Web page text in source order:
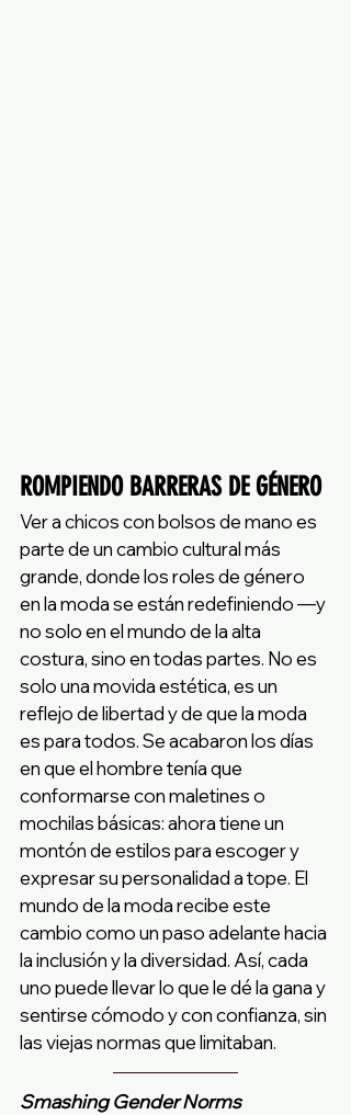
ROMPIENDO BARRERAS DE GÉNERO
Ver a chicos con bolsos de mano es
parte de un cambio cultural más
grande, donde los roles de género
en la moda se están redefiniendo —y
no solo en el mundo de la alta
costura, sino en todas partes. No es
solo una movida estética, es un
reflejo de libertad y de que la moda
es para todos. Se acabaron los días
en que el hombre tenía que
conformarse con maletines o
mochilas básicas: ahora tiene un
montón de estilos para escoger y
expresar su personalidad a tope. El
mundo de la moda recibe este
cambio como un paso adelante hacia
la inclusión y la diversidad. Así, cada
uno puede llevar lo que le dé la gana y
sentirse cómodo y con confianza, sin
las viejas normas que limitaban.
Smashing Gender Norms